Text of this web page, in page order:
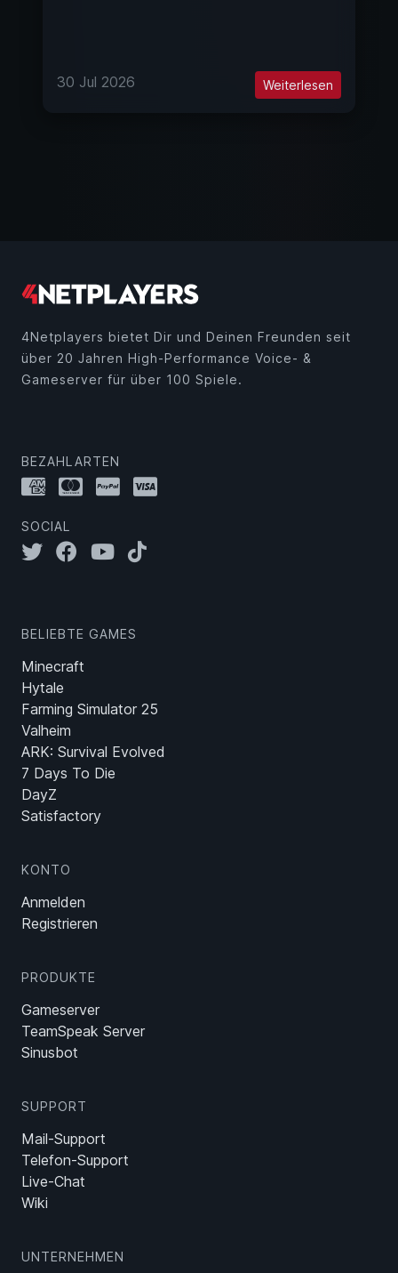
30 Jul 2026 Weiterlesen
4Netplayers bietet Dir und Deinen Freunden seit
über 20 Jahren High-Performance Voice- &
Gameserver für über 100 Spiele.
BEZAHLARTEN
SOCIAL
BELIEBTE GAMES
Minecraft
Hytale
Farming Simulator 25
Valheim
ARK: Survival Evolved
7 Days To Die
DayZ
Satisfactory
KONTO
Anmelden
Registrieren
PRODUKTE
Gameserver
TeamSpeak Server
Sinusbot
SUPPORT
Mail-Support
Telefon-Support
Live-Chat
Wiki
UNTERNEHMEN